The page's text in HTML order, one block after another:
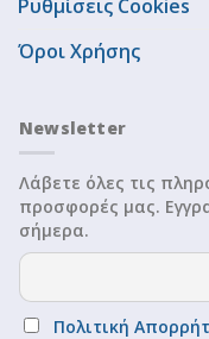
Ρυθμίσεις Cookies
Όροι Χρήσης
Newsletter
Λάβετε όλες τις
προσφορές μας.
σήμερα.
Πολιτική